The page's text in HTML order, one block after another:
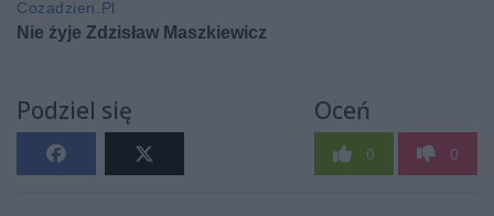
Podziel się Oceń
0 0